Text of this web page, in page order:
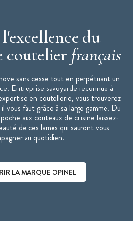
du
coutelier français
sans cesse tout en perpétuant un
Entreprise savoyarde reconnue à
en coutellerie, vous trouverez
vous faut grâce à sa large gamme. Du
aux couteaux de cuisine laissez-
de ces lames qui sauront vous
au quotidien.
LA MARQUE OPINEL